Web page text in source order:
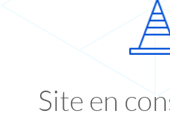
Site en